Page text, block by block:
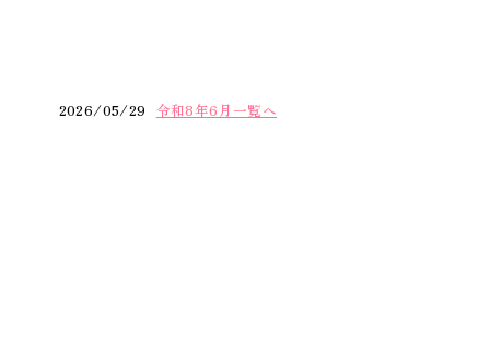
2026/05/29 令和8年6月一覧へ